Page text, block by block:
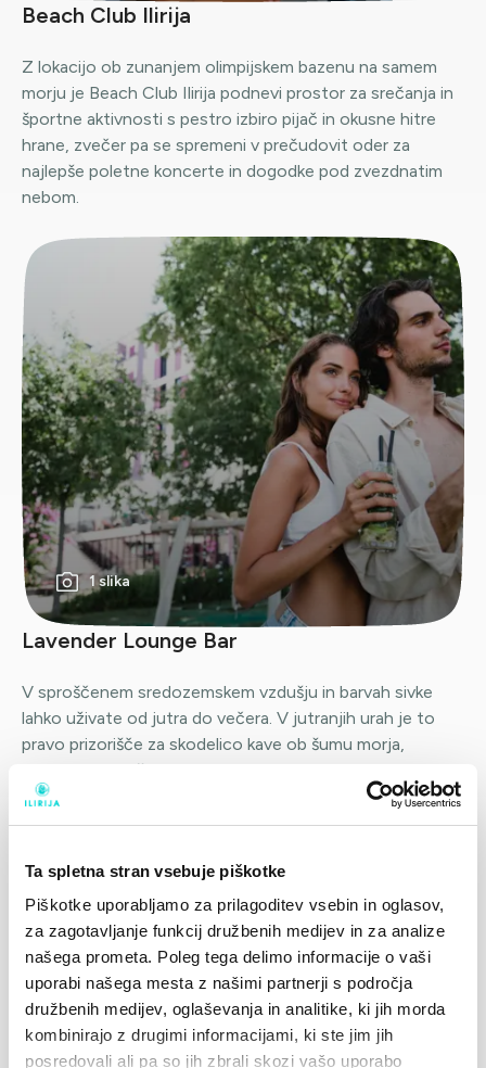
Ta spletna stran vsebuje piškotke
Piškotke uporabljamo za prilagoditev vsebin in oglasov,
za zagotavljanje funkcij družbenih medijev in za analize
našega prometa. Poleg tega delimo informacije o vaši
uporabi našega mesta z našimi partnerji s področja
družbenih medijev, oglaševanja in analitike, ki jih morda
kombinirajo z drugimi informacijami, ki ste jim jih
posredovali ali pa so jih zbrali skozi vašo uporabo
Beach Club Ilirija
Z lokacijo ob zunanjem olimpijskem bazenu na samem
morju je Beach Club Ilirija podnevi prostor za srečanja in
športne aktivnosti s pestro izbiro pijač in okusne hitre
hrane, zvečer pa se spremeni v prečudovit oder za
najlepše poletne koncerte in dogodke pod zvezdnatim
nebom.
1 slika
Lavender Lounge Bar
V sproščenem sredozemskem vzdušju in barvah sivke
lahko uživate od jutra do večera. V jutranjih urah je to
pravo prizorišče za skodelico kave ob šumu morja,
podnevi za pijačo ali koktajl v senci borovcev ob pogledu,
ki vam vzame sapo, zvečer pa udobni ležalniki in
ambientalna chill out glasba ustvarijo popolno vzdušje za
lahko na idilični lokaciji, le nekaj korakov stran od morja,
naročite tudi hitri prigrizek.